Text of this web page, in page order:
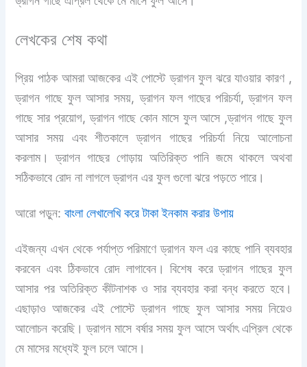
লেখকের শেষ কথা
প্রিয় পাঠক আমরা আজকের এই পোস্টে ড্রাগন ফুল ঝরে যাওয়ার কারণ ,
ড্রাগন গাছে ফুল আসার সময়, ড্রাগন ফল গাছের পরিচর্যা, ড্রাগন ফল
গাছে সার প্রয়োগ, ড্রাগন গাছে কোন মাসে ফুল আসে ,ড্রাগন গাছে ফুল
আসার সময় এবং শীতকালে ড্রাগন গাছের পরিচর্যা নিয়ে আলোচনা
করলাম। ড্রাগন গাছের গোড়ায় অতিরিক্ত পানি জমে থাকলে অথবা
সঠিকভাবে রোদ না লাগলে ড্রাগন এর ফুল গুলো ঝরে পড়তে পারে।
আরো পড়ুন:বাংলা লেখালেখি করে টাকা ইনকাম করার উপায়
এইজন্য এখন থেকে পর্যাপ্ত পরিমাণে ড্রাগন ফল এর কাছে পানি ব্যবহার
করবেন এবং ঠিকভাবে রোদ লাগাবেন। বিশেষ করে ড্রাগন গাছের ফুল
আসার পর অতিরিক্ত কীটনাশক ও সার ব্যবহার করা বন্ধ করতে হবে।
এছাড়াও আজকের এই পোস্টে ড্রাগন গাছে ফুল আসার সময় নিয়েও
আলোচন করেছি। ড্রাগন মাসে বর্ষার সময় ফুল আসে অর্থাৎ এপ্রিল থেকে
মে মাসের মধ্যেই ফুল চলে আসে।